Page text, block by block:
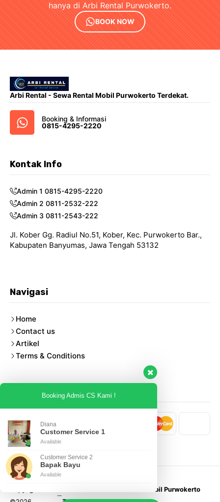
Booking Admis CS Kami !
Diana
Customer Service 1
Available
Customer Service 2
Bapak Bayu
Available
hanya di Arbi Rental Purwokerto.
BOOK NOW
Arbi Rental - Sewa Rental Mobil Purwokerto Terdekat.
Booking & Informasi
0815-4295-2220
Kontak Info
Admin 1 0815-4295-2220
Admin 2 0811-2532-222
Admin 3 0811-2543-222
Jl. Kober Gg. Radiul No.51, Kober, Kec. Purwokerto Bar.,
Kabupaten Banyumas, Jawa Tengah 53132
Navigasi
Home
Contact us
Artikel
Terms & Conditions
Pembayaran
Arbi Rental - Sewa Rental Mobil Purwokerto